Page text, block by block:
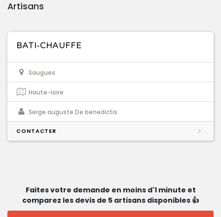
Artisans
BATI-CHAUFFE
Saugues
Haute-loire
Serge auguste De benedictis
CONTACTER
Faites votre demande en moins d'1 minute et
comparez les devis de 5 artisans disponibles 👍